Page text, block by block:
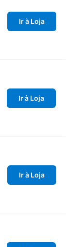
Ir à Loja
Ir à Loja
Ir à Loja